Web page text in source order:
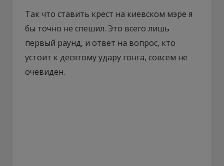
Так что ставить крест на киевском мэре я
бы точно не спешил. Это всего лишь
первый раунд, и ответ на вопрос, кто
устоит к десятому удару гонга, совсем не
очевиден.